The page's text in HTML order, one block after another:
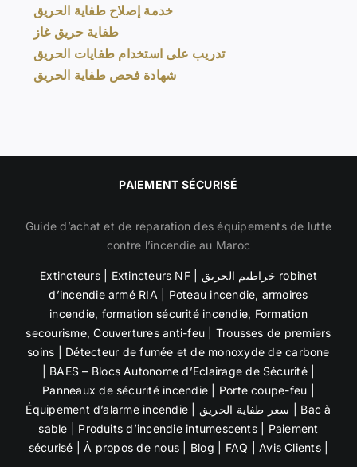
خدمة إصلاح طفاية الحريق
طفاية حريق غاز
تدريب على استخدام طفايات الحريق
شهادة فحص طفاية الحريق
PAIEMENT SÉCURISÉ
Guide d’achat et de réparation des équipements de lutte
contre l’incendie au Maroc
Extincteurs| Extincteurs NF|
خراطيم الحريق robinet
d’incendie armé RIA
Poteau incendie, armoires
incendie, formation sécurité incendie, Formation
secourisme, Couvertures anti-feu | Trousses de premiers
soins | Détecteur de fumée et demonoxyde de carbone
| BAES – Blocs Autonome d’Eclairage de Sécurité |
Panneaux de sécurité incendie | Porte coupe-feu |
Équipement d’alarme incendie
سعر طفاية الحريق
Bac à
sable | Produits d’incendie intumescents | Paiement
sécurisé |À propos de nous Blog FAQ Avis Clients|